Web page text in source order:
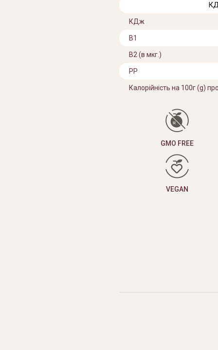
GMO FREE
VEGAN
КДж
В1
B2 (в мкг.)
PP
Калорійність на 100г (g)